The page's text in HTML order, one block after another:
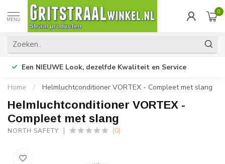
MENU
0
Een NIEUWE Look, dezelfde Kwaliteit en Service
Home / Helmluchtconditioner VORTEX - Compleet met slang
Helmluchtconditioner VORTEX -
Compleet met slang
NORTH SAFETY (0)